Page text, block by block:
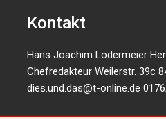
Kontakt
Hans Joachim Lodermeier
Chefredakteur Weilerstr. 39c
dies.und.das@t-online.de